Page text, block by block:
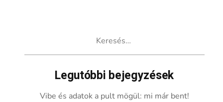
Legutóbbi bejegyzések
Vibe és adatok a pult mögül: mi már bent!